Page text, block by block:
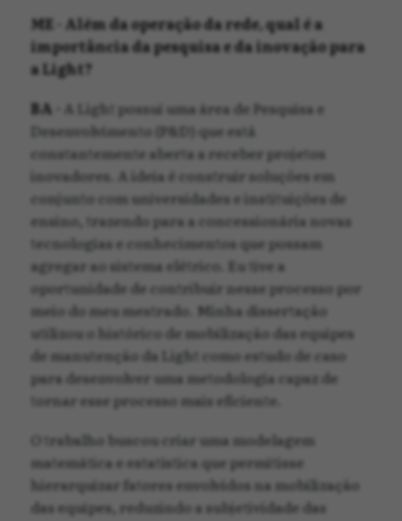
ME - Além da operação da rede, qual é a
importância da pesquisa e da inovação para
a Light?
BA -
A Light possui uma área de Pesquisa e
Desenvolvimento (P&D) que está
constantemente aberta a receber projetos
inovadores. A ideia é construir soluções em
conjunto com universidades e instituições de
ensino, trazendo para a concessionária novas
tecnologias e conhecimentos que possam
agregar ao sistema elétrico. Eu tive a
oportunidade de contribuir nesse processo por
meio do meu mestrado. Minha dissertação
utilizou o histórico de mobilização das equipes
de manutenção da Light como estudo de caso
para desenvolver uma metodologia capaz de
tornar esse processo mais eficiente.
O trabalho buscou criar uma modelagem
matemática e estatística que permitisse
hierarquizar fatores envolvidos na mobilização
das equipes, reduzindo a subjetividade das